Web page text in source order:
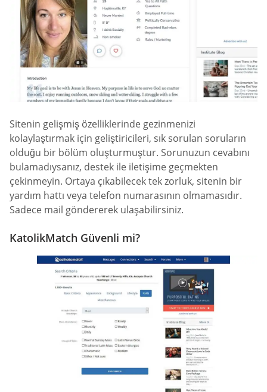
Sitenin gelişmiş özelliklerinde gezinmenizi
kolaylaştırmak için geliştiricileri, sık sorulan soruların
olduğu bir bölüm oluşturmuştur. Sorunuzun cevabını
bulamadıysanız, destek ile iletişime geçmekten
çekinmeyin. Ortaya çıkabilecek tek zorluk, sitenin bir
yardım hattı veya telefon numarasının olmamasıdır.
Sadece mail göndererek ulaşabilirsiniz.
KatolikMatch Güvenli mi?